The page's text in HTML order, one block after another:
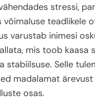
stressi,
võimaluse teadlikele
varustab inimesi
mis toob kaasa
stabiilsuse. Selle
madalamat ärevust
osas.